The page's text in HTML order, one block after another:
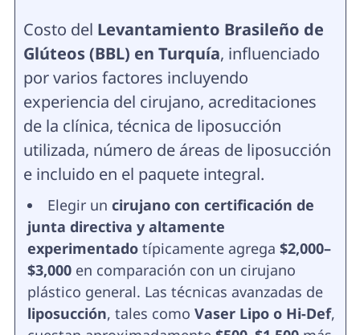
Costo del Levantamiento Brasileño de
Glúteos (BBL) en Turquía, influenciado
por varios factores incluyendo
experiencia del cirujano, acreditaciones
de la clínica, técnica de liposucción
utilizada, número de áreas de liposucción
e incluido en el paquete integral.
Elegir un cirujano con certificación de
junta directiva y altamente
experimentadotípicamente agrega $2,000–
$3,000en comparación con un cirujano
plástico general. Las técnicas avanzadas de
liposucción, tales como Vaser Lipo o Hi-Def,